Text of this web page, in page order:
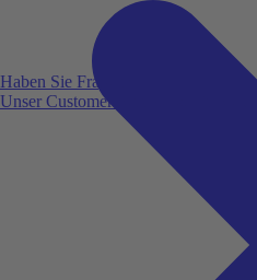
Haben Sie Fragen?
Unser Customer Service ist für Sie da!